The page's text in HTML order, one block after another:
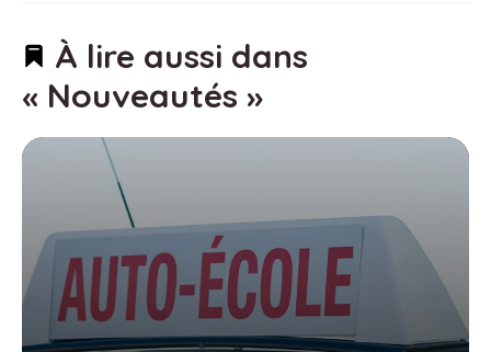
À lire aussi dans
« Nouveautés »